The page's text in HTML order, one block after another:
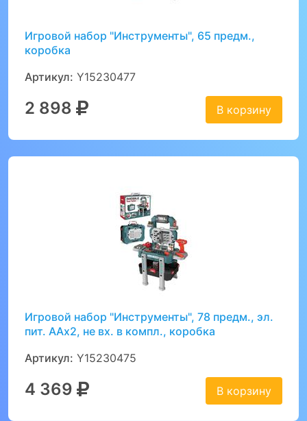
Игровой набор "Инструменты", 65 предм.,
коробка
Артикул: Y15230477
2 898 В корзину
Игровой набор "Инструменты", 78 предм., эл.
пит. ААх2, не вх. в компл., коробка
Артикул: Y15230475
4 369 В корзину